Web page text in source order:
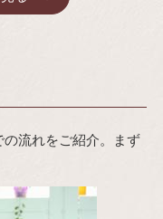
流れをご紹介。まず